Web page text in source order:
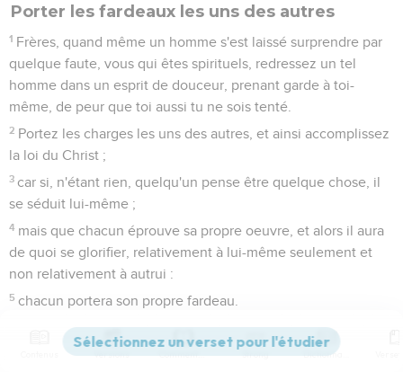
Porter les fardeaux les uns des autres
1 Frères, quand même un homme s'est laissé surprendre par
quelque faute, vous qui êtes spirituels, redressez un tel
homme dans un esprit de douceur, prenant garde à toi-
même, de peur que toi aussi tu ne sois tenté.
2 Portez les charges les uns des autres, et ainsi accomplissez
la loi du Christ ;
3 car si, n'étant rien, quelqu'un pense être quelque chose, il
se séduit lui-même ;
4 mais que chacun éprouve sa propre oeuvre, et alors il aura
de quoi se glorifier, relativement à lui-même seulement et
non relativement à autrui :
5 chacun portera son propre fardeau.
Que celui qui est enseigné dans la parole fasse participer à
tous les biens temporels celui qui enseigne.
Versions Commentaires Strong